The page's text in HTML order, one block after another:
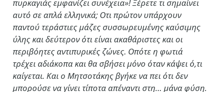
πυρκαγιάς εμφανίζει συνέχεια»! Ξέρετε τι σημαίνει
αυτό σε απλά ελληνικά; Οτι πρώτον υπάρχουν
παντού τεράστιες μάζες συσσωρευμένης καύσιμης
ύλης και δεύτερον ότι είναι ακαθάριστες και οι
περιβόητες αντιπυρικές ζώνες. Οπότε η φωτιά
τρέχει αδιάκοπα και θα σβήσει μόνο όταν κάψει ό,τι
καίγεται. Και ο Μητσοτάκης βγήκε να πει ότι δεν
μπορούσε να γίνει τίποτα απέναντι στη… μάνα φύση.